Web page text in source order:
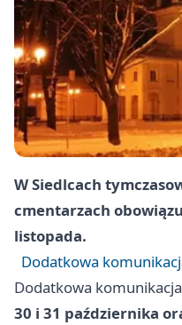
W Siedlcach
cmentarzach
listopada.
Dodatkowa
Dodatkowa
30 i 31 października